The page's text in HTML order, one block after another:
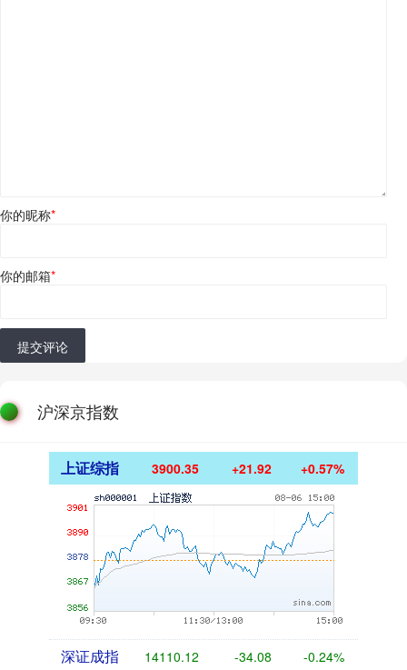
你的昵称*
你的邮箱*
提交评论
沪深京指数
上证综指 3900.35 +21.92 +0.57%
深证成指 14110.12 -34.08 -0.24%